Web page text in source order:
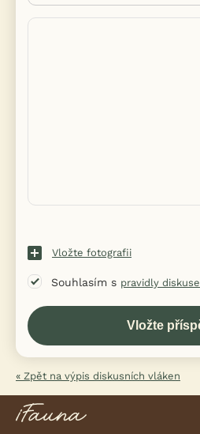
Vložte fotografii
Souhlasím s pravidly diskuse
« Zpět na výpis diskusních vláken